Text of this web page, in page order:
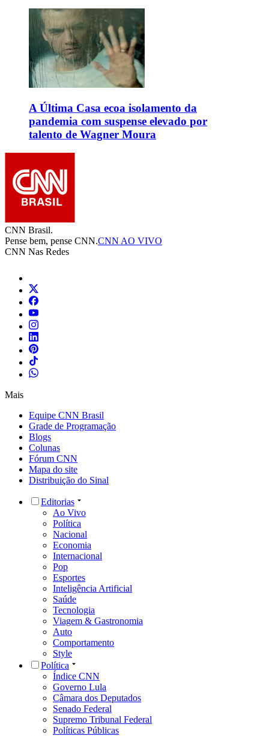
A Última Casa ecoa isolamento da
pandemia com suspense elevado por
talento de Wagner Moura
CNN Brasil.
Pense bem, pense CNN.CNN AO VIVO
CNN Nas Redes
Mais
Equipe CNN Brasil
Grade de Programação
Blogs
Colunas
Fórum CNN
Mapa do site
Distribuição do Sinal
Editorias
Ao Vivo
Política
Nacional
Economia
Internacional
Pop
Esportes
Inteligência Artificial
Saúde
Tecnologia
Viagem & Gastronomia
Auto
Comportamento
Style
Política
Índice CNN
Governo Lula
Câmara dos Deputados
Senado Federal
Supremo Tribunal Federal
Políticas Públicas